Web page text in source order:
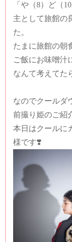
「や（8）ど（
主として旅館の
た。
たまに旅館の朝
ご飯にお味噌汁
なんて考えてた
なのでクールダ
前撮り姫のご紹
本日はクールに
様です❣️